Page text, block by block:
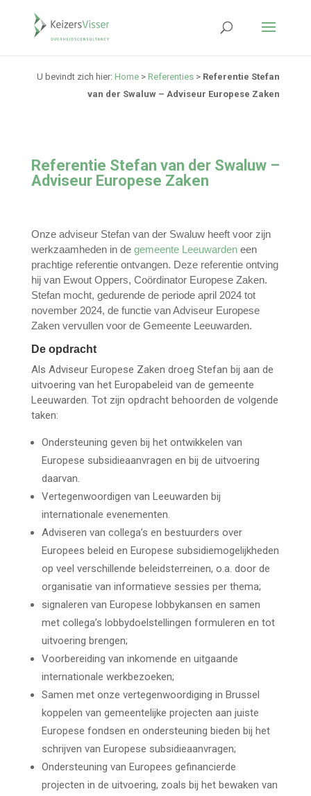
U bevindt zich hier:Home >Referenties > Referentie Stefan
van der Swaluw – Adviseur Europese Zaken
Referentie Stefan van der Swaluw –
Adviseur Europese Zaken
Onze adviseur Stefan van der Swaluw heeft voor zijn
werkzaamheden in de gemeente Leeuwardeneen
prachtige referentie ontvangen. Deze referentie ontving
hij van Ewout Oppers, Coördinator Europese Zaken.
Stefan mocht, gedurende de periode april 2024 tot
november 2024, de functie van Adviseur Europese
Zaken vervullen voor de Gemeente Leeuwarden.
De opdracht
Als Adviseur Europese Zaken droeg Stefan bij aan de
uitvoering van het Europabeleid van de gemeente
Leeuwarden. Tot zijn opdracht behoorden de volgende
taken:
Ondersteuning geven bij het ontwikkelen van
Europese subsidieaanvragen en bij de uitvoering
daarvan.
Vertegenwoordigen van Leeuwarden bij
internationale evenementen.
Adviseren van collega’s en bestuurders over
Europees beleid en Europese subsidiemogelijkheden
op veel verschillende beleidsterreinen, o.a. door de
organisatie van informatieve sessies per thema;
signaleren van Europese lobbykansen en samen
met collega’s lobbydoelstellingen formuleren en tot
uitvoering brengen;
Voorbereiding van inkomende en uitgaande
internationale werkbezoeken;
Samen met onze vertegenwoordiging in Brussel
koppelen van gemeentelijke projecten aan juiste
Europese fondsen en ondersteuning bieden bij het
schrijven van Europese subsidieaanvragen;
Ondersteuning van Europees gefinancierde
projecten in de uitvoering, zoals bij het bewaken van